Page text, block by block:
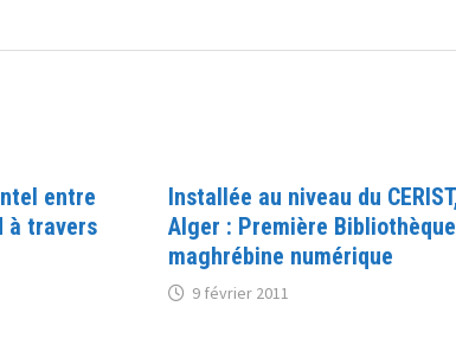
entre
à travers
Installée au niveau du
Alger : Première Bibliothèque
maghrébine numérique
9 février 2011